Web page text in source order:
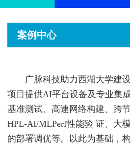
案例中心
广脉科技助力西湖大学建
项目提供AI平台设备及专业集
基准测试、高速网络构建、跨
HPL-AI/MLPerf性能验 证、大
的部署调优等。以此为基础，